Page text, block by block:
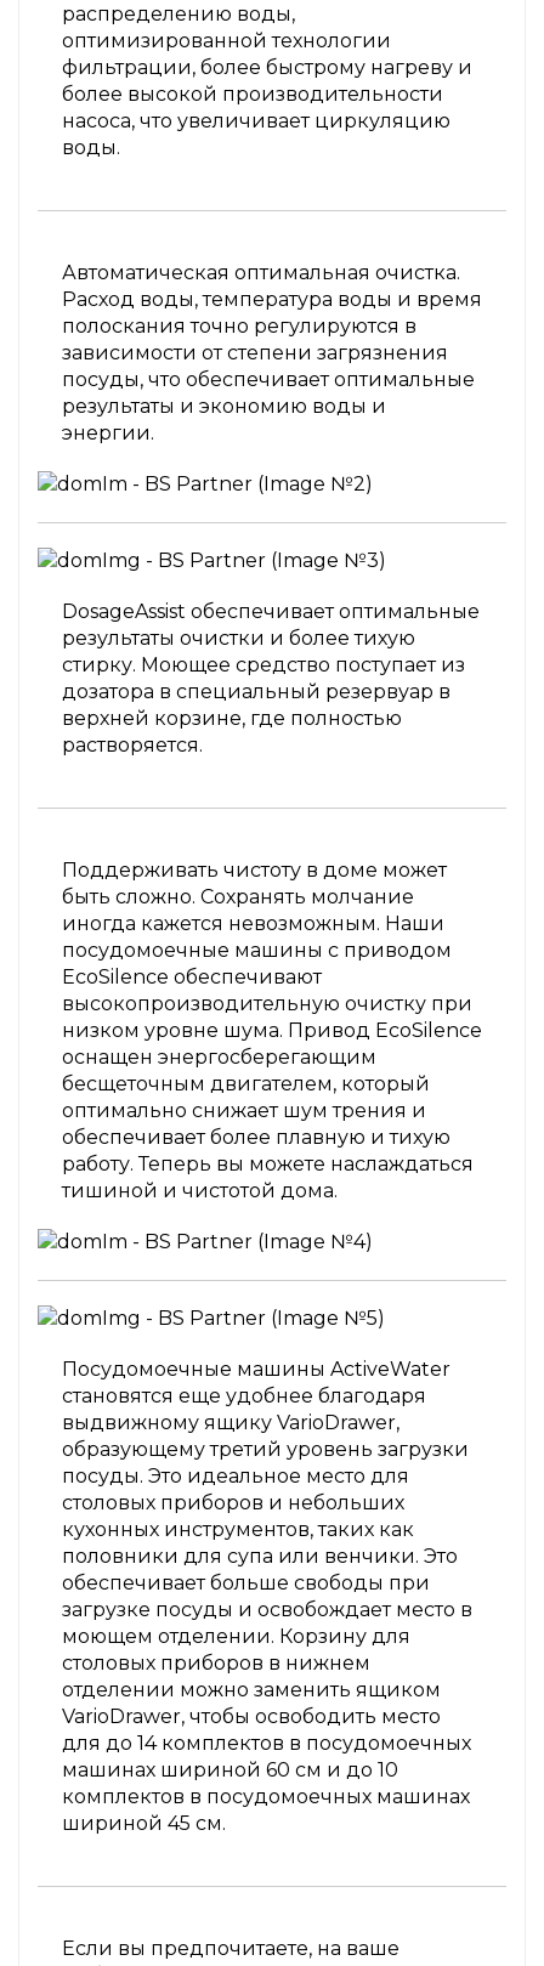
распределению воды,
оптимизированной технологии
фильтрации, более быстрому нагреву и
более высокой производительности
насоса, что увеличивает циркуляцию
воды.
Автоматическая оптимальная очистка.
Расход воды, температура воды и время
полоскания точно регулируются в
зависимости от степени загрязнения
посуды, что обеспечивает оптимальные
результаты и экономию воды и
энергии.
DosageAssist обеспечивает оптимальные
результаты очистки и более тихую
стирку. Моющее средство поступает из
дозатора в специальный резервуар в
верхней корзине, где полностью
растворяется.
Поддерживать чистоту в доме может
быть сложно. Сохранять молчание
иногда кажется невозможным. Наши
посудомоечные машины с приводом
EcoSilence обеспечивают
высокопроизводительную очистку при
низком уровне шума. Привод EcoSilence
оснащен энергосберегающим
бесщеточным двигателем, который
оптимально снижает шум трения и
обеспечивает более плавную и тихую
работу. Теперь вы можете наслаждаться
тишиной и чистотой дома.
Посудомоечные машины ActiveWater
становятся еще удобнее благодаря
выдвижному ящику VarioDrawer,
образующему третий уровень загрузки
посуды. Это идеальное место для
столовых приборов и небольших
кухонных инструментов, таких как
половники для супа или венчики. Это
обеспечивает больше свободы при
загрузке посуды и освобождает место в
моющем отделении. Корзину для
столовых приборов в нижнем
отделении можно заменить ящиком
VarioDrawer, чтобы освободить место
для до 14 комплектов в посудомоечных
машинах шириной 60 см и до 10
комплектов в посудомоечных машинах
шириной 45 см.
Если вы предпочитаете, на ваше